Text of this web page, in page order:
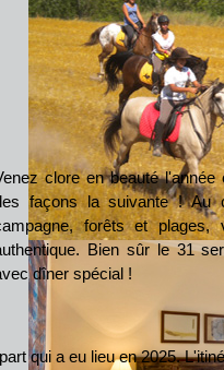
clore en beauté
façons la suivante ! Au
forêts et plages,
Bien sûr le 31
dîner spécial !
qui a eu lieu en 2025.